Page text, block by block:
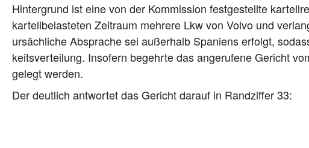
Hin­ter­grund ist eine von der Kom­mis­si­on fest­ge­stell­te
kar­tell­be­las­te­ten Zeit­raum meh­re­re Lkw von Vol­vo und
ursäch­li­che Abspra­che sei außer­halb Spa­ni­ens erfolgt,
keits­ver­tei­lung. Inso­fern begehr­te das ange­ru­fe­ne Gericht
ge­legt werden.
Der deut­lich ant­wor­tet das Gericht dar­auf in Rand­zif­fer 33: